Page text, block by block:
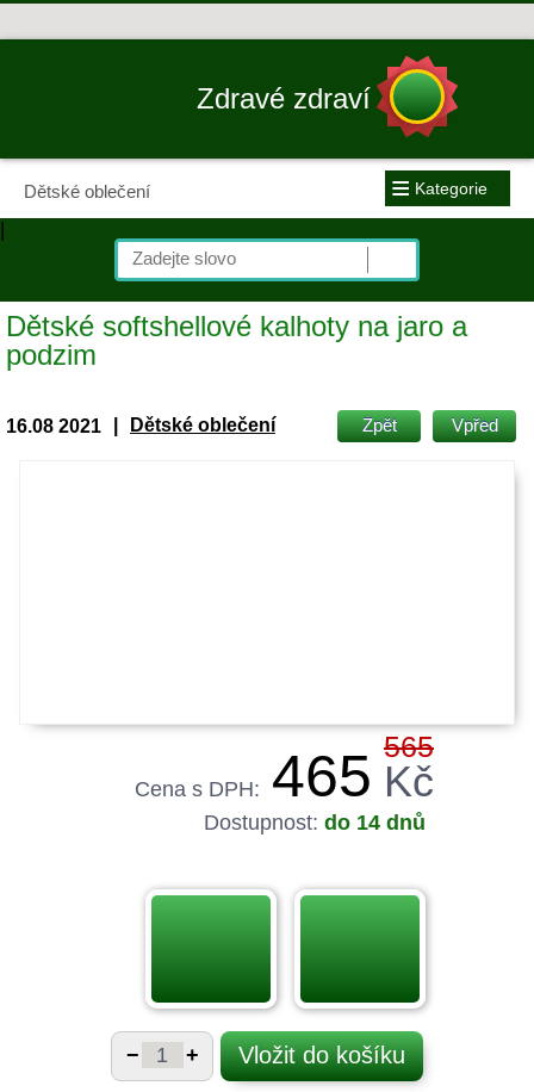
Zdravé zdraví
Dětské oblečení ≡ Kategorie
|
Dětské softshellové kalhoty na jaro a
podzim
Zpět Vpřed
16.08 2021 Dětské oblečení
Cena s DPH:
565
465 Kč
Dostupnost: do 14 dnů
− + Vložit do košíku